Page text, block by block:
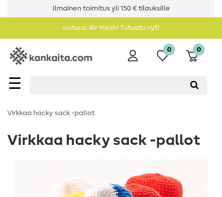
Ilmainen toimitus yli 150 € tilauksille
Uutuus: Air Mesh! Tutustu nyt!
☰
0 0
Virkkaa hacky sack -pallot
Virkkaa hacky sack -pallot